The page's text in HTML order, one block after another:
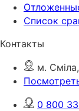
Список
Контакты
м.
0 800